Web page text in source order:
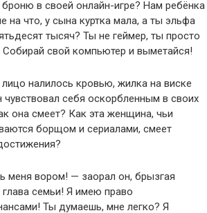
в своей онлайн-игре? Нам ребёнка
на что, у сына куртка мала, а ты эльфа
тысяч? Ты не геймер, ты просто
свой компьютер и выметайся!
налилось кровью, жилка на виске
чувствовал себя оскорбленным в своих
она смеет? Как эта женщина, чьи
борщом и сериалами, смеет
меня вором! — заорал он, брызгая
семьи! Я имею право
Ты думаешь, мне легко? Я